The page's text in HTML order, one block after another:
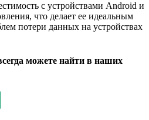
с устройствами Android и
что делает ее идеальным
потери данных на устройствах
можете найти в наших